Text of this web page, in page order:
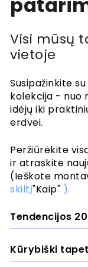
Tekstūrinė
Tapetai vs
Tapetai ir spalva
Interjero
Tapetai vonios
Tapetai
Tapetai
"The Thoughtful
Ekologiški
Visi mūsų
vietoje
Susipažinkite
kolekcija - nuo
idėjų iki
erdvei.
Peržiūrėkite
ir atraskite
(Ieškote
skiltį"Kaip" ).
Tendencijos
Kūrybiški